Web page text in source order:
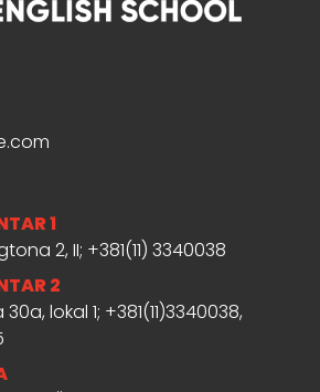
1
2, II; +381(11) 3340038
2
lokal 1; +381(11)3340038,